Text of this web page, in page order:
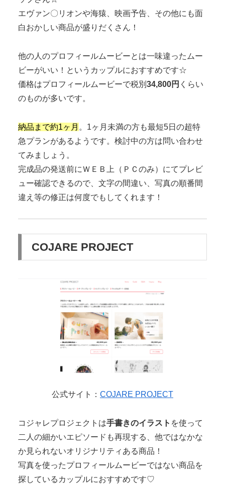
エヴァン〇リオンや海猿、映画予告、その他にも面
白おかしい商品が盛りだくさん！
他の人のプロフィールムービーとは一味違ったムー
ビーがいい！というカップルにおすすめです☆
価格はプロフィールムービーで税別34,800円 くらい
のものが多いです。
納品まで約1ヶ月 。1ヶ月未満の方も最短5日の超特
急プランがあるようです。検討中の方は問い合わせ
てみましょう。
完成品の発送前にＷＥＢ上（ＰＣのみ）にてプレビ
ュー確認できるので、文字の間違い、写真の順番間
違え等の修正は何度でもしてくれます！
COJARE PROJECT
公式サイト： COJARE PROJECT
コジャレプロジェクトは手書きのイラスト を使って
二人の細かいエピソードも再現する、他ではなかな
か見られないオリジナリティある商品！
写真を使ったプロフィールムービーではない商品を
探しているカップルにおすすめです♡